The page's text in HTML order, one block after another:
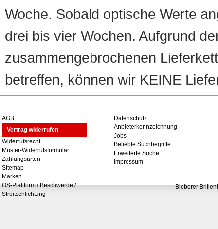
Woche. Sobald optische Werte
drei bis vier Wochen. Aufgrund
zusammengebrochenen
betreffen, können wir KEINE
AGB
Vertrag widerrufen
Widerrufsrecht
Muster-Widerrufsformular
Zahlungsarten
Sitemap
Marken
OS-Plattform / Beschwerde /
Streitschlichtung
Datenschutz
Anbieterkennzeichnung
Jobs
Beliebte Suchbegriffe
Erweiterte Suche
Impressum
Bieberer